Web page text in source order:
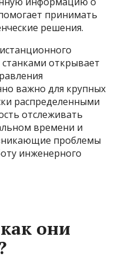
принимать
решения.
открывает
важно для крупных
распределенными
отслеживать
времени и
проблемы
инженерного
они